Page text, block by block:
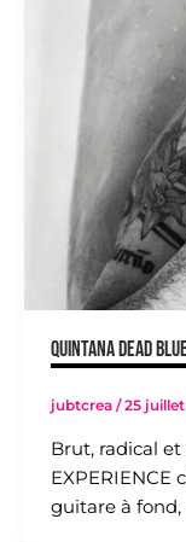
Quintana Dead
jubtcrea /25
Brut, radical
EXPERIENCE
guitare à